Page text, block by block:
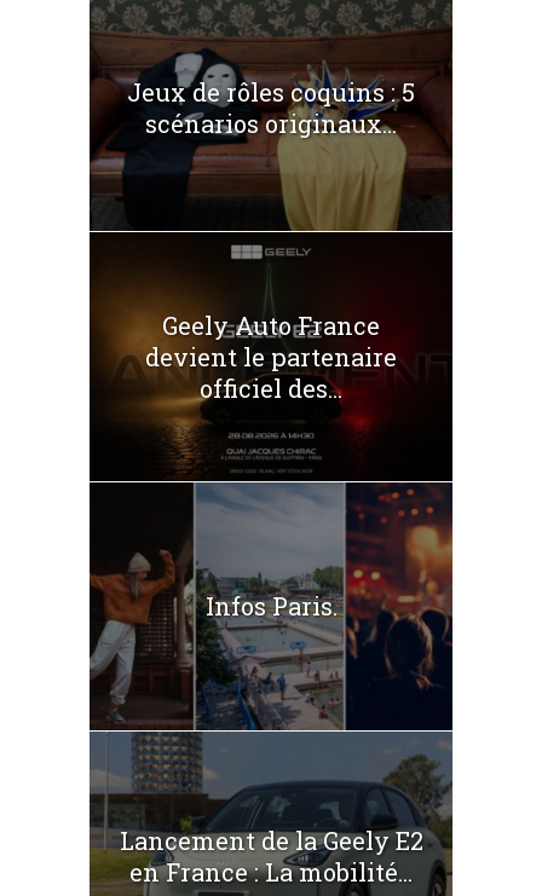
Jeux de rôles coquins : 5
scénarios originaux...
Geely Auto France
devient le partenaire
officiel des...
Infos Paris.
Lancement de la Geely E2
en France : La mobilité...